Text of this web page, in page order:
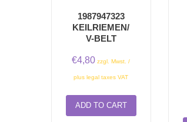
1987947323
KEILRIEMEN/
V-BELT
€4,80 zzgl. Mwst. /
plus legal taxes VAT
ADD TO CART